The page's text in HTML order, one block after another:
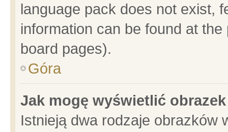
language pack does not exist,
information can be found at
board pages).
Góra
Jak mogę wyświetlić
Istnieją dwa rodzaje obrazków